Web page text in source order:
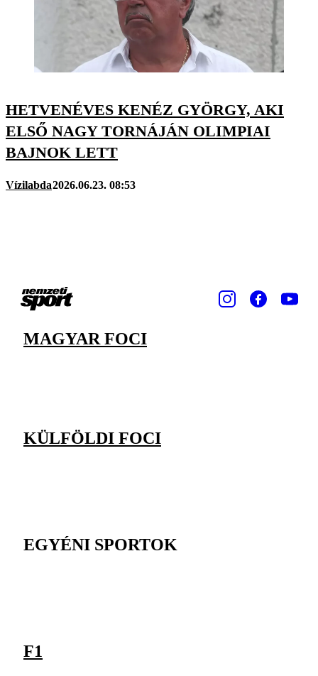
HETVENÉVES KENÉZ GYÖRGY, AKI
ELSŐ NAGY TORNÁJÁN OLIMPIAI
BAJNOK LETT
Vízilabda2026.06.23. 08:53
MAGYAR FOCI
KÜLFÖLDI FOCI
EGYÉNI SPORTOK
F1